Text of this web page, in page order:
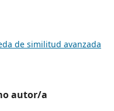
de similitud avanzada
autor/a